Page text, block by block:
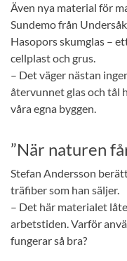
Även nya material för
Sundemo från
Hasopors skumglas –
cellplast och grus.
– Det väger nästan
återvunnet glas och tål
våra egna byggen.
”När naturen
Stefan Andersson
träfiber som han säljer.
– Det här materialet
arbetstiden. Varför
fungerar så bra?